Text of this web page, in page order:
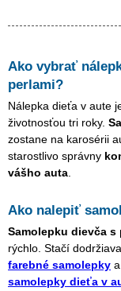
Ako vybrať
perlami?
Nálepka dieťa v aute
životnosťou tri roky.
zostane na karosérii
starostlivo správny
vášho auta.
Ako nalepiť
Samolepku dievča s
rýchlo. Stačí
farebné samolepky
samolepky dieťa v